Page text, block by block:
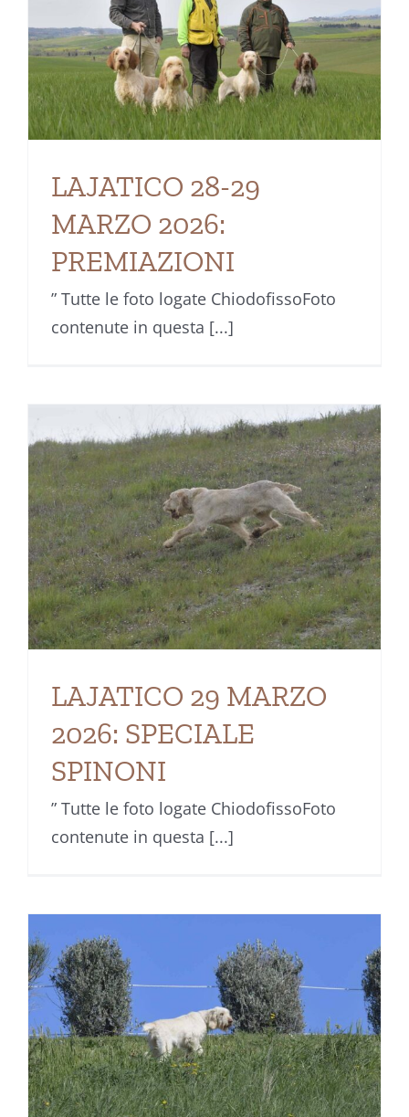
LAJATICO 28-29
MARZO 2026:
PREMIAZIONI
” Tutte le foto logate ChiodofissoFoto
contenute in questa [...]
LAJATICO 29 MARZO
2026: SPECIALE
SPINONI
” Tutte le foto logate ChiodofissoFoto
contenute in questa [...]